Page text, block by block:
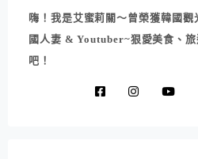
嗨！我是艾蜜莉關～曾榮獲韓國
國人妻 & Youtuber~狠愛美食、
吧！